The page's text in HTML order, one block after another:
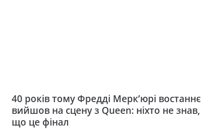
40 років тому Фредді Мерк’юрі востаннє
вийшов на сцену з Queen: ніхто не знав,
що це фінал